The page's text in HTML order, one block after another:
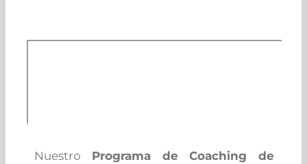
Nuestro Programa de Coaching de